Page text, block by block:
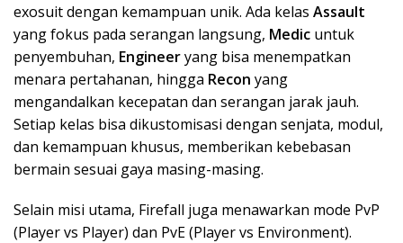
exosuit dengan kemampuan unik. Ada kelas Assault
yang fokus pada serangan langsung, Medic untuk
penyembuhan, Engineeryang bisa menempatkan
menara pertahanan, hingga Recon yang
mengandalkan kecepatan dan serangan jarak jauh.
Setiap kelas bisa dikustomisasi dengan senjata, modul,
dan kemampuan khusus, memberikan kebebasan
bermain sesuai gaya masing-masing.
Selain misi utama, Firefall juga menawarkan mode PvP
(Player vs Player) dan PvE (Player vs Environment).